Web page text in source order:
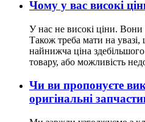
Чому у вас високі
У нас не високі ціни.
Також треба мати на
найнижча ціна
товару, або можливість
Чи ви пропонуєте
оригінальні